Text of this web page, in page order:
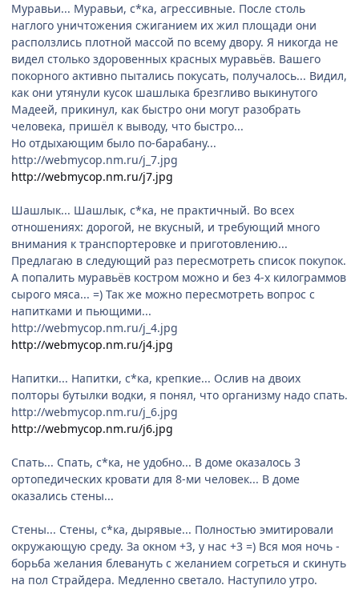
Муравьи... Муравьи, с*ка, агрессивные. После столь
наглого уничтожения сжиганием их жил площади они
расползлись плотной массой по всему двору. Я никогда не
видел столько здоровенных красных муравьёв. Вашего
покорного активно пытались покусать, получалось... Видил,
как они утянули кусок шашлыка брезгливо выкинутого
Мадеей, прикинул, как быстро они могут разобрать
человека, пришёл к выводу, что быстро...
Но отдыхающим было по-барабану...
http://webmycop.nm.ru/j_7.jpg
http://webmycop.nm.ru/j7.jpg
Шашлык... Шашлык, с*ка, не практичный. Во всех
отношениях: дорогой, не вкусный, и требующий много
внимания к транспортеровке и приготовлению...
Предлагаю в следующий раз пересмотреть список покупок.
А попалить муравьёв костром можно и без 4-х килограммов
сырого мяса... =) Так же можно пересмотреть вопрос с
напитками и пьющими...
http://webmycop.nm.ru/j_4.jpg
http://webmycop.nm.ru/j4.jpg
Напитки... Напитки, с*ка, крепкие... Ослив на двоих
полторы бутылки водки, я понял, что организму надо спать.
http://webmycop.nm.ru/j_6.jpg
http://webmycop.nm.ru/j6.jpg
Спать... Спать, с*ка, не удобно... В доме оказалось 3
ортопедических кровати для 8-ми человек... В доме
оказались стены...
Стены... Стены, с*ка, дырявые... Полностью эмитировали
окружающую среду. За окном +3, у нас +3 =) Вся моя ночь -
борьба желания блевануть с желанием согреться и скинуть
на пол Страйдера. Медленно светало. Наступило утро.